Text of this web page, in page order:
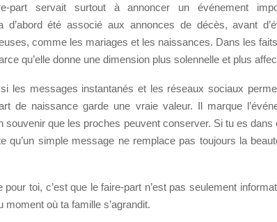
part servait surtout à annoncer un événement
d’abord été associé aux annonces de décès, avant
comme les mariages et les naissances. Dans les
qu’elle donne une dimension plus solennelle et plus
si les messages instantanés et les réseaux sociaux
de naissance garde une vraie valeur. Il marque
souvenir que les proches peuvent conserver. Si tu es dans
qu’un simple message ne remplace pas toujours la
pour toi, c’est que le faire-part n’est pas seulement
moment où ta famille s’agrandit.